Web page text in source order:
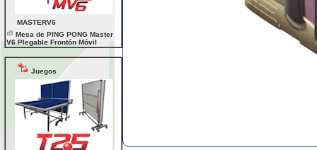
MASTERV6
Mesa de PING PONG Master
V6 Plegable Frontón Móvil
Juegos